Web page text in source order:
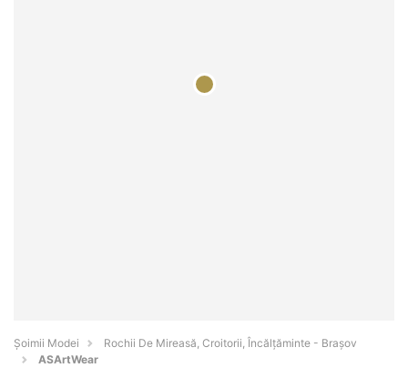
Șoimii Modei
Rochii De Mireasă, Croitorii, Încălțăminte - Braşov
ASArtWear